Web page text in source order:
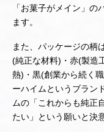
「お菓子がメイン」
ます。
また、パッケージの柄
(純正な材料)・赤(製造
熱)・黒(創業から続く
ーハイムというブラン
ムの「これからも純正
たい」という願いと決